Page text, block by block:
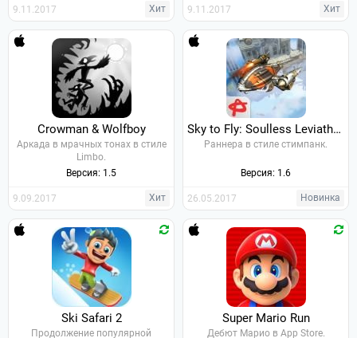
9.11.2017 Хит 9.11.2017 Хит
Crowman & Wolfboy
Аркада в мрачных тонах в стиле
Limbo.
Версия: 1.5
9.09.2017 Хит
Sky to Fly: Soulless Leviathan Full
Раннера в стиле стимпанк.
Версия: 1.6
26.05.2017 Новинка
Ski Safari 2
Продолжение популярной
Super Mario Run
Дебют Марио в App Store.